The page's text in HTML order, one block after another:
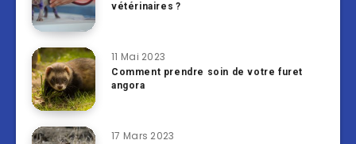
vétérinaires ?
11 Mai 2023
Comment prendre soin de votre furet
angora
17 Mars 2023